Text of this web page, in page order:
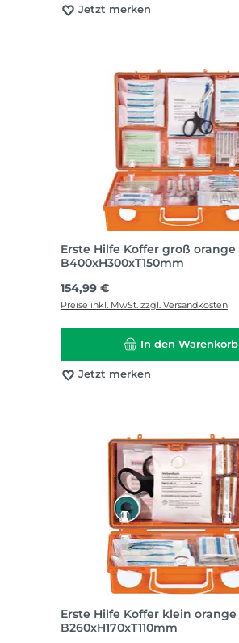
Jetzt merken
Erste Hilfe Koffer groß orange
B400xH300xT150mm
Regulärer Preis:
154,99 €
Preise inkl. MwSt. zzgl. Versandkosten
In den Warenkorb
Jetzt merken
Erste Hilfe Koffer klein orange
B260xH170xT110mm